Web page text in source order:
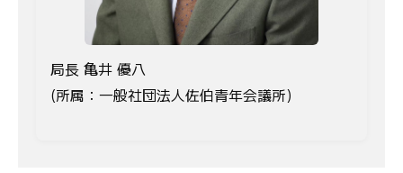
局長 亀井 優八
(所属：一般社団法人佐伯青年会議所)